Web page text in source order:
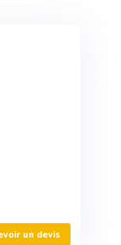
un devis